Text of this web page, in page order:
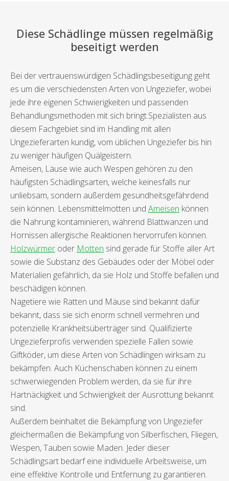
Diese Schädlinge müssen regelmäßig
beseitigt werden
Bei der vertrauenswürdigen Schädlingsbeseitigung geht
es um die verschiedensten Arten von Ungeziefer, wobei
jede ihre eigenen Schwierigkeiten und passenden
Behandlungsmethoden mit sich bringt.Spezialisten aus
diesem Fachgebiet sind im Handling mit allen
Ungezieferarten kundig, vom üblichen Ungeziefer bis hin
zu weniger häufigen Quälgeistern.
Ameisen, Läuse wie auch Wespen gehören zu den
häufigsten Schädlingsarten, welche keinesfalls nur
unliebsam, sondern außerdem gesundheitsgefährdend
sein können. Lebensmittelmotten und Ameisen können
die Nahrung kontaminieren, während Blattwanzen und
Hornissen allergische Reaktionen hervorrufen können.
Holzwürmer oder Motten sind gerade für Stoffe aller Art
sowie die Substanz des Gebäudes oder der Möbel oder
Materialien gefährlich, da sie Holz und Stoffe befallen und
beschädigen können.
Nagetiere wie Ratten und Mäuse sind bekannt dafür
bekannt, dass sie sich enorm schnell vermehren und
potenzielle Krankheitsüberträger sind. Qualifizierte
Ungezieferprofis verwenden spezielle Fallen sowie
Giftköder, um diese Arten von Schädlingen wirksam zu
bekämpfen. Auch Küchenschaben können zu einem
schwerwiegenden Problem werden, da sie für ihre
Hartnäckigkeit und Schwierigkeit der Ausrottung bekannt
sind.
Außerdem beinhaltet die Bekämpfung von Ungeziefer
gleichermaßen die Bekämpfung von Silberfischen, Fliegen,
Wespen, Tauben sowie Maden. Jeder dieser
Schädlingsart bedarf eine individuelle Arbeitsweise, um
eine effektive Kontrolle und Entfernung zu garantieren.